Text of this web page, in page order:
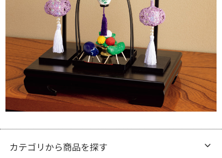
カテゴリから商品を探す